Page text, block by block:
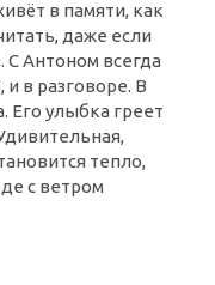
в памяти, как
даже если
С Антоном всегда
в разговоре. В
Его улыбка греет
тепло,
с ветром